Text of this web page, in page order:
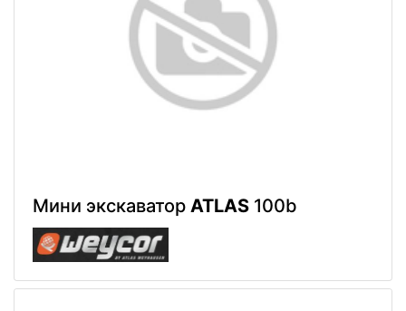
Мини экскаватор ATLAS 100b